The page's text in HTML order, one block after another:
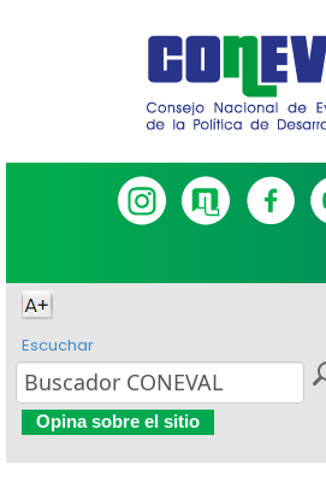
Escuchar
Opina sobre el sitio